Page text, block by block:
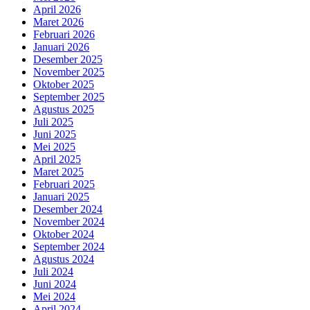
April 2026
Maret 2026
Februari 2026
Januari 2026
Desember 2025
November 2025
Oktober 2025
September 2025
Agustus 2025
Juli 2025
Juni 2025
Mei 2025
April 2025
Maret 2025
Februari 2025
Januari 2025
Desember 2024
November 2024
Oktober 2024
September 2024
Agustus 2024
Juli 2024
Juni 2024
Mei 2024